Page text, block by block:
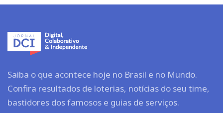
Saiba o que acontece hoje no Brasil e no Mundo.
Confira resultados de loterias, notícias do seu time,
bastidores dos famosos e guias de serviços.